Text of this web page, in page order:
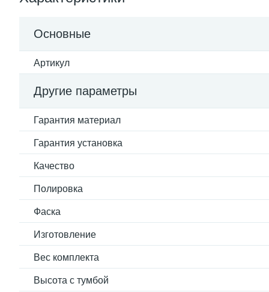
Основные
Артикул
Другие параметры
Гарантия материал
Гарантия установка
Качество
Полировка
Фаска
Изготовление
Вес комплекта
Высота с тумбой